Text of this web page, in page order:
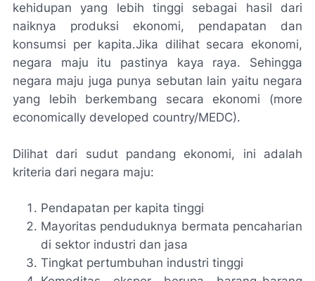
kehidupan yang lebih tinggi sebagai hasil dari
naiknya produksi ekonomi, pendapatan dan
konsumsi per kapita.Jika dilihat secara ekonomi,
negara maju itu pastinya kaya raya. Sehingga
negara maju juga punya sebutan lain yaitu negara
yang lebih berkembang secara ekonomi (more
economically developed country/MEDC).
Dilihat dari sudut pandang ekonomi, ini adalah
kriteria dari negara maju:
Pendapatan per kapita tinggi
Mayoritas penduduknya bermata pencaharian
di sektor industri dan jasa
Tingkat pertumbuhan industri tinggi